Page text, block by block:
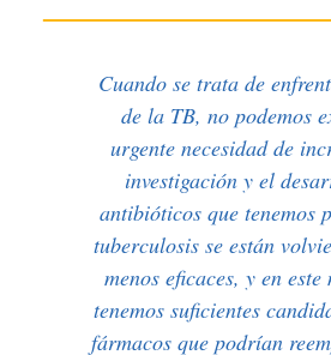
Cuando se trata de
de la TB, no podemos
urgente necesidad de
investigación y el
antibióticos que tenemos
tuberculosis se están
menos eficaces, y en este
tenemos suficientes
fármacos que podrían